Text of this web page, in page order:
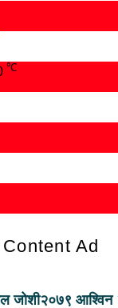
℃
Ad
जोशी२०७९ आश्विन